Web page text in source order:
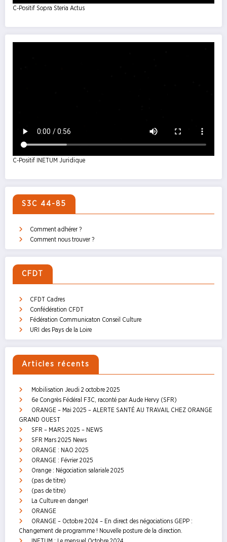
C-Positif Sopra Steria Actus
C-Positif INETUM Juridique
S3C 44-85
Comment adhérer ?
Comment nous trouver ?
CFDT
CFDT Cadres
Confédération CFDT
Fédération Communicaton Conseil Culture
URI des Pays de la Loire
Articles récents
Mobilisation Jeudi 2 octobre 2025
6e Congrès Fédéral F3C, raconté par Aude Hervy (SFR)
ORANGE – Mai 2025 – ALERTE SANTÉ AU TRAVAIL CHEZ ORANGE
GRAND OUEST
SFR – MARS 2025 – NEWS
SFR Mars 2025 News
ORANGE : NAO 2025
ORANGE : Février 2025
Orange : Négociation salariale 2025
(pas de titre)
(pas de titre)
La Culture en danger!
ORANGE
ORANGE – Octobre 2024 – En direct des négociations GEPP :
Changement de programme ! Nouvelle posture de la direction.
INETUM : Le mensuel Octobre 2024